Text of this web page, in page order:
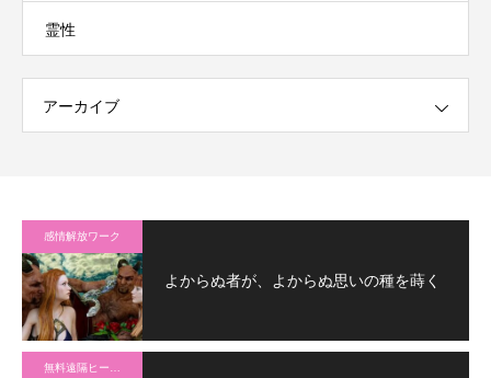
霊性
アーカイブ
感情解放ワーク
よからぬ者が、よからぬ思いの種を蒔く